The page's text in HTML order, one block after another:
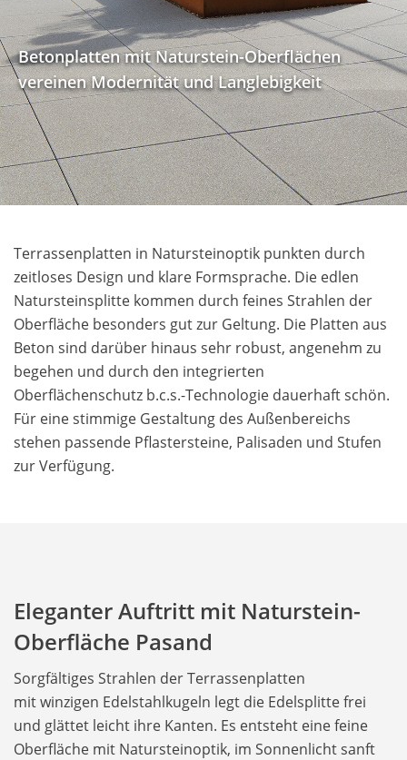
Betonplatten mit Naturstein-Oberflächen
vereinen Modernität und Langlebigkeit
Terrassenplatten in Natursteinoptik punkten durch
zeitloses Design und klare Formsprache. Die edlen
Natursteinsplitte kommen durch feines Strahlen der
Oberfläche besonders gut zur Geltung. Die Platten aus
Beton sind darüber hinaus sehr robust, angenehm zu
begehen und durch den integrierten
Oberflächenschutz b.c.s.-Technologie dauerhaft schön.
Für eine stimmige Gestaltung des Außenbereichs
stehen passende Pflastersteine, Palisaden und Stufen
zur Verfügung.
Eleganter Auftritt mit Naturstein-
Oberfläche Pasand
Sorgfältiges Strahlen der Terrassenplatten
mit winzigen Edelstahlkugeln legt die Edelsplitte frei
und glättet leicht ihre Kanten. Es entsteht eine feine
Oberfläche mit Natursteinoptik, im Sonnenlicht sanft